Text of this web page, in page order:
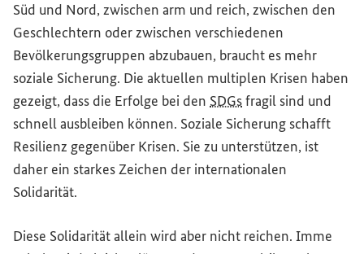
Süd und Nord, zwischen arm und reich, zwischen den
Geschlechtern oder zwischen verschiedenen
Bevölkerungsgruppen abzubauen, braucht es mehr
soziale Sicherung. Die aktuellen multiplen Krisen haben
gezeigt, dass die Erfolge bei den SDGsfragil sind und
schnell ausbleiben können. Soziale Sicherung schafft
Resilienz gegenüber Krisen. Sie zu unterstützen, ist
daher ein starkes Zeichen der internationalen
Solidarität.
Diese Solidarität allein wird aber nicht reichen. Imme